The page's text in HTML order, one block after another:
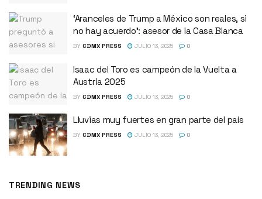
‘Aranceles de Trump a México son reales, si
no hay acuerdo’: asesor de la Casa Blanca
BY CDMX PRESS JULIO 13, 2025 0
Isaac del Toro es campeón de la Vuelta a
Austria 2025
BY CDMX PRESS JULIO 13, 2025 0
Lluvias muy fuertes en gran parte del país
BY CDMX PRESS JULIO 13, 2025 0
TRENDING NEWS